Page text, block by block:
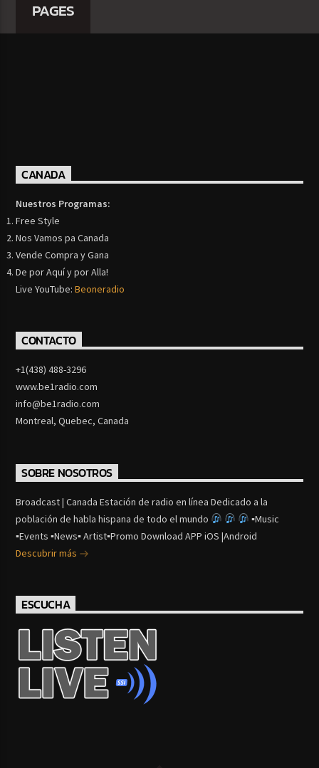
PAGES
CANADA
Nuestros Programas:
Free Style
Nos Vamos pa Canada
Vende Compra y Gana
De por Aquí y por Alla!
Live YouTube:Beoneradio
CONTACTO
+1(438) 488-3296
www.be1radio.com
info@be1radio.com
Montreal, Quebec, Canada
SOBRE NOSOTROS
Broadcast | Canada Estación de radio en línea Dedicado a la
población de habla hispana de todo el mundo
▪Music
▪Events ▪News▪ Artist▪Promo Download APP iOS |Android
Descubrir más
ESCUCHA